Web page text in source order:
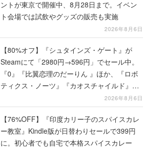
ントが東京で開催中、8月28日まで。イベン
ト会場では試飲やグッズの販売も実施
2026年8月6日
【80%オフ】『シュタインズ・ゲート』が
Steamにて「2980円→596円」でセール中。
『0』『比翼恋理のだーりん 』ほか、『ロボ
ティクス・ノーツ』『カオスチャイルド』な
ど科学アドベンチャーシリーズもセール対象
に
2026年8月6日
【76%OFF】『印度カリー子のスパイスカレ
ー教室』Kindle版が日替わりセールで399円
に。初心者でも自宅で本格スパイスカレー